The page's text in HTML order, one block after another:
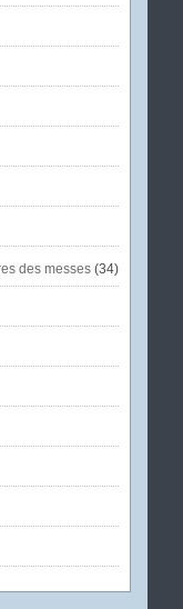
des messes(34)